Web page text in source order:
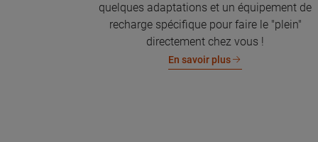
quelques adaptations et un équipement de
recharge spécifique pour faire le "plein"
directement chez vous !
En savoir plus